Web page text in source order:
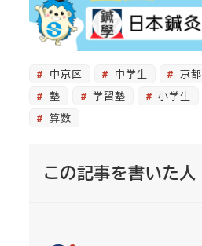
中京区 中学生 京都
塾
学習塾 小学生
算数
この記事を書いた人